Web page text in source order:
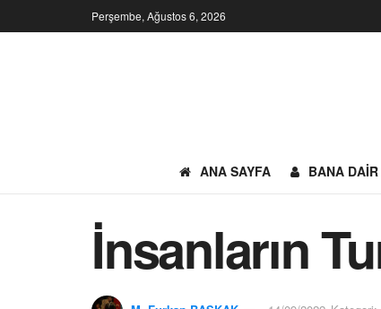
Perşembe, Ağustos 6, 2026
ANA SAYFA BANA DAIR
İnsanların